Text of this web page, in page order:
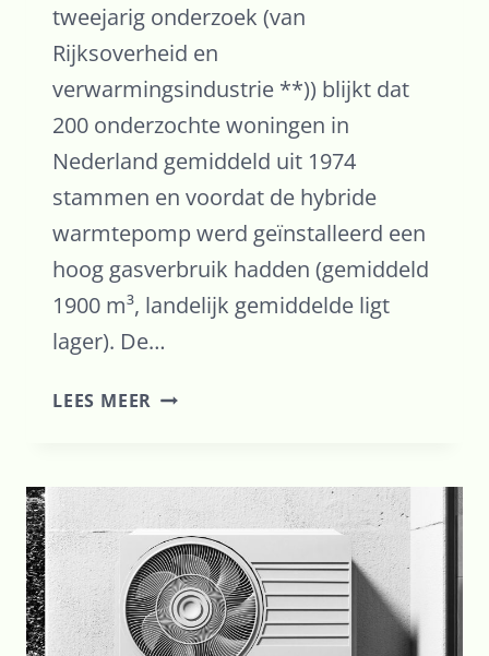
tweejarig onderzoek (van
Rijksoverheid en
verwarmingsindustrie **)) blijkt dat
200 onderzochte woningen in
Nederland gemiddeld uit 1974
stammen en voordat de hybride
warmtepomp werd geïnstalleerd een
hoog gasverbruik hadden (gemiddeld
1900 m³, landelijk gemiddelde ligt
lager). De…
LEES MEER QUICK-
(2017)
MAAKT
BELOFTES
HELEMAAL
WAAR